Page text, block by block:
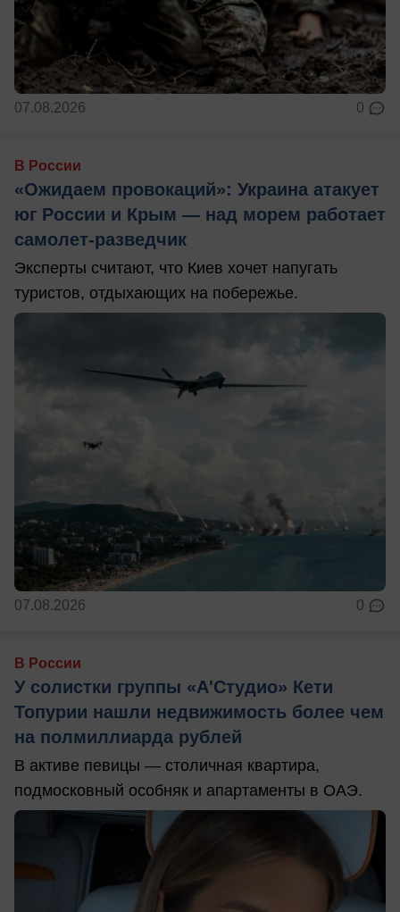
07.08.2026 0
В России
«Ожидаем провокаций»: Украина атакует
юг России и Крым — над морем работает
самолет-разведчик
Эксперты считают, что Киев хочет напугать
туристов, отдыхающих на побережье.
07.08.2026 0
В России
У солистки группы «А'Студио» Кети
Топурии нашли недвижимость более чем
на полмиллиарда рублей
В активе певицы — столичная квартира,
подмосковный особняк и апартаменты в ОАЭ.